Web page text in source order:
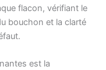
flacon, vérifiant le
bouchon et la clarté
est la